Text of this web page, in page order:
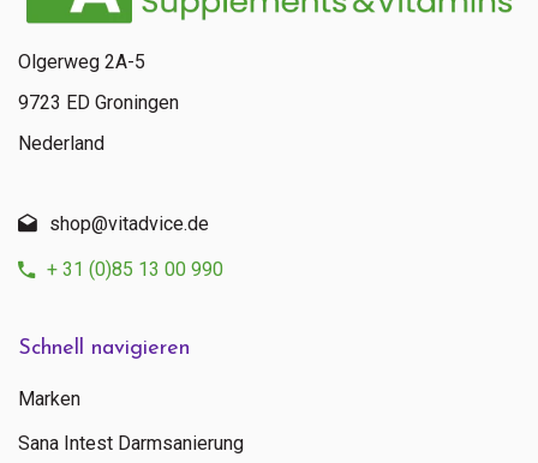
Schnell navigieren
Marken
Sana Intest Darmsanierung
Olgerweg 2A-5
9723 ED Groningen
Nederland
shop@vitadvice.de
+ 31 (0)85 13 00 990